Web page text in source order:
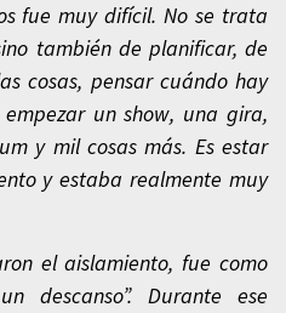
fue muy difícil. No se trata
también de planificar, de
cosas, pensar cuándo hay
un show, una gira,
y mil cosas más. Es estar
y estaba realmente muy
el aislamiento, fue como
descanso”. Durante ese